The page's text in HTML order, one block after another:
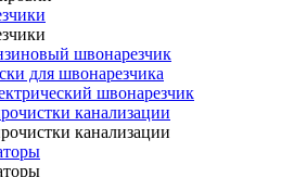
швонарезчик
для швонарезчика
швонарезчик
канализации
канализации